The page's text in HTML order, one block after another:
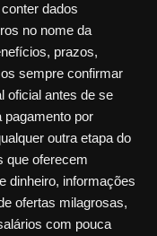
dados
no nome da
prazos,
sempre confirmar
oficial antes de se
pagamento por
outra etapa do
que oferecem
dinheiro, informações
ofertas milagrosas,
com pouca